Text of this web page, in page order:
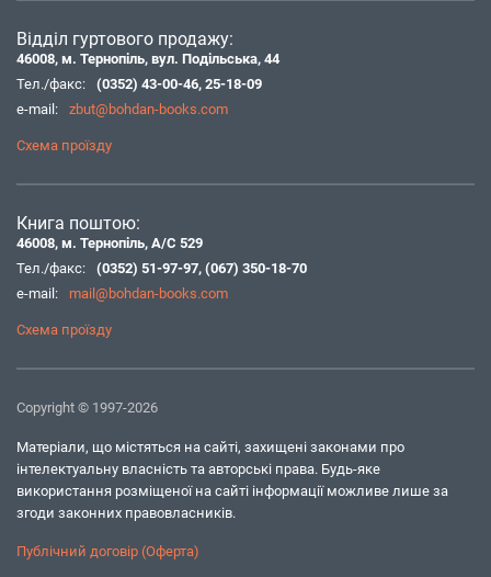
Відділ гуртового продажу:
46008, м. Тернопіль, вул. Подільська, 44
Тел./факс:
(0352) 43-00-46, 25-18-09
e-mail:
zbut@bohdan-books.com
Схема проїзду
Книга поштою:
46008, м. Тернопіль, А/С 529
Тел./факс:
(0352) 51-97-97, (067) 350-18-70
e-mail:
mail@bohdan-books.com
Схема проїзду
Copyright © 1997-2026
Матеріали, що містяться на сайті, захищені законами про
інтелектуальну власність та авторські права. Будь-яке
використання розміщеної на сайті інформації можливе лише за
згоди законних правовласників.
Публічний договір (Оферта)